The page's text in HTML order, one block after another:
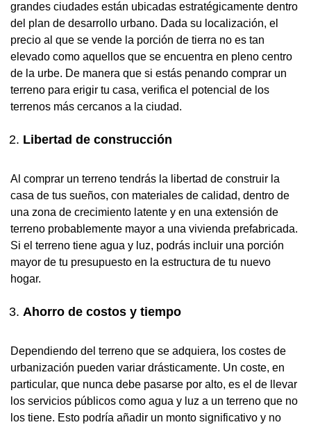
grandes ciudades están ubicadas estratégicamente dentro
del plan de desarrollo urbano. Dada su localización, el
precio al que se vende la porción de tierra no es tan
elevado como aquellos que se encuentra en pleno centro
de la urbe. De manera que si estás penando comprar un
terreno para erigir tu casa, verifica el potencial de los
terrenos más cercanos a la ciudad.
Libertad de construcción
Al comprar un terreno tendrás la libertad de construir la
casa de tus sueños, con materiales de calidad, dentro de
una zona de crecimiento latente y en una extensión de
terreno probablemente mayor a una vivienda prefabricada.
Si el terreno tiene agua y luz, podrás incluir una porción
mayor de tu presupuesto en la estructura de tu nuevo
hogar.
Ahorro de costos y tiempo
Dependiendo del terreno que se adquiera, los costes de
urbanización pueden variar drásticamente. Un coste, en
particular, que nunca debe pasarse por alto, es el de llevar
los servicios públicos como agua y luz a un terreno que no
los tiene. Esto podría añadir un monto significativo y no